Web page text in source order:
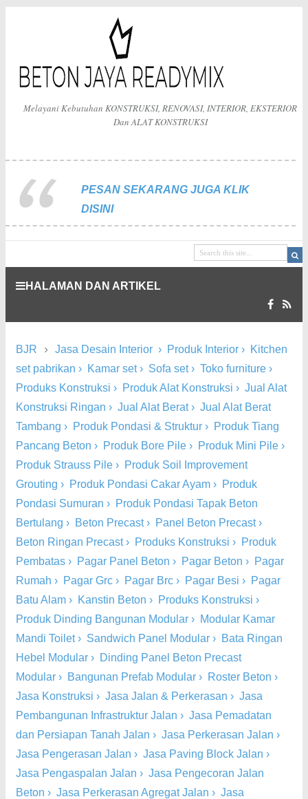
Melayani Kebutuhan KONSTRUKSI, RENOVASI, INTERIOR, EKSTERIOR
Dan ALAT KONSTRUKSI
PESAN SEKARANG JUGA KLIK
DISINI
HALAMAN DAN ARTIKEL
BJR › Jasa Desain Interior › Produk Interior › Kitchen
set pabrikan › Kamar set› Sofa set› Toko furniture ›
Produks Konstruksi › Produk Alat Konstruksi › Jual Alat
Konstruksi Ringan › Jual Alat Berat› Jual Alat Berat
Tambang › Produk Pondasi & Struktur › Produk Tiang
Pancang Beton › Produk Bore Pile › Produk Mini Pile ›
Produk Strauss Pile › Produk Soil Improvement
Grouting › Produk Pondasi Cakar Ayam › Produk
Pondasi Sumuran › Produk Pondasi Tapak Beton
Bertulang › Beton Precast› Panel Beton Precast›
Beton Ringan Precast› Produks Konstruksi › Produk
Pembatas › Pagar Panel Beton › Pagar Beton › Pagar
Rumah › Pagar Grc › Pagar Brc › Pagar Besi › Pagar
Batu Alam › Kanstin Beton › Produks Konstruksi ›
Produk Dinding Bangunan Modular › Modular Kamar
Mandi Toilet› Sandwich Panel Modular › Bata Ringan
Hebel Modular › Dinding Panel Beton Precast
Modular › Bangunan Prefab Modular › Roster Beton ›
Jasa Konstruksi › Jasa Jalan & Perkerasan › Jasa
Pembangunan Infrastruktur Jalan › Jasa Pemadatan
dan Persiapan Tanah Jalan › Jasa Perkerasan Jalan ›
Jasa Pengerasan Jalan › Jasa Paving Block Jalan ›
Jasa Pengaspalan Jalan › Jasa Pengecoran Jalan
Beton › Jasa Perkerasan Agregat Jalan › Jasa